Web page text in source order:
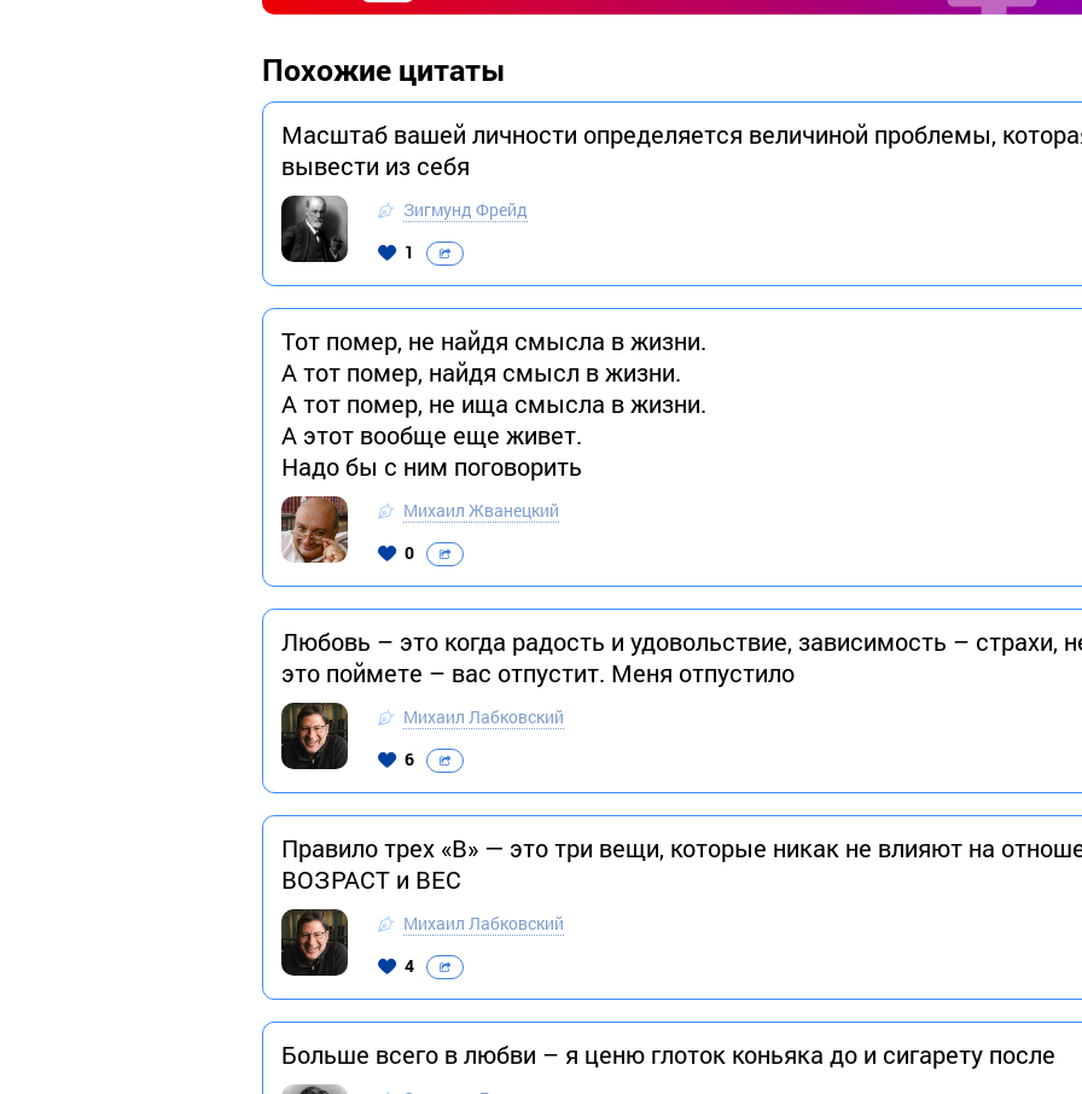
Похожие цитаты
Масштаб вашей личности определяется величиной проблемы,
вывести из себя
Зигмунд Фрейд
1
Тот помер, не найдя смысла в жизни.
А тот помер, найдя смысл в жизни.
А тот помер, не ища смысла в жизни.
А этот вообще еще живет.
Надо бы с ним поговорить
Михаил Жванецкий
0
Любовь – это когда радость и удовольствие, зависимость – страхи,
это поймете – вас отпустит. Меня отпустило
Михаил Лабковский
6
Правило трех «В» — это три вещи, которые никак не влияют на
ВОЗРАСТ и ВЕС
Михаил Лабковский
4
Больше всего в любви – я ценю глоток коньяка до и сигарету после